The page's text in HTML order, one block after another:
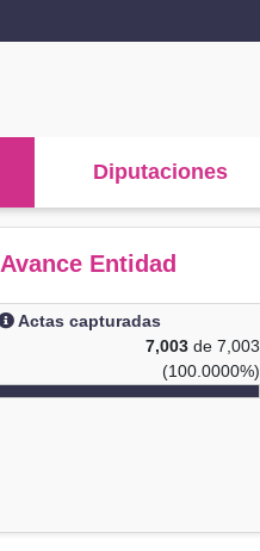
Diputaciones
Avance Entidad
Actas capturadas
7,003 de 7,003
(100.0000%)